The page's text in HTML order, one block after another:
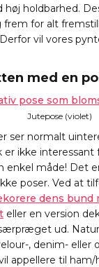
holdbarhed.
frem for alt
vil vores
med en
Jutepose (violet)
ser normalt
er ikke interessant
enkel måde! Det
poser. Ved at
dens bund
eller en version
ud.
, denim- eller
appellere til ham/